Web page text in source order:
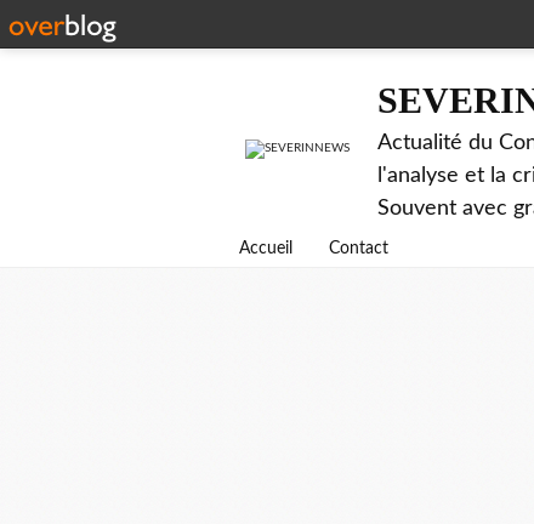
Actualité du
l'analyse et la
Souvent avec
Accueil Contact